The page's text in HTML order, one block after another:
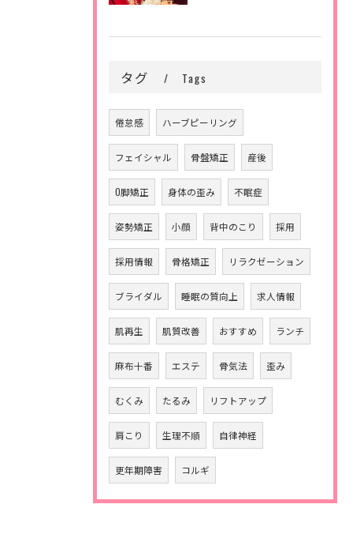
タグ Tags
倦怠感 ハーブピーリング
フェイシャル 骨盤矯正 産後
O脚矯正 身体の歪み 不眠症
姿勢矯正 小顔 背中のこり 採用
採用情報 骨格矯正 リラクゼーション
ブライダル 睡眠の質向上 求人情報
肌再生 肌質改善 おすすめ ランチ
麻布十番 エステ 骨気法 歪み
むくみ たるみ リフトアップ
肩こり 生理不順 自律神経
更年期障害 コルギ